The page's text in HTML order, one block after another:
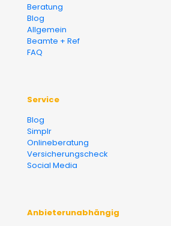
Beratung
Blog
Allgemein
Beamte + Ref
FAQ
Service
Blog
Simplr
Onlineberatung
Versicherungscheck
Social Media
Anbieterunabhängig